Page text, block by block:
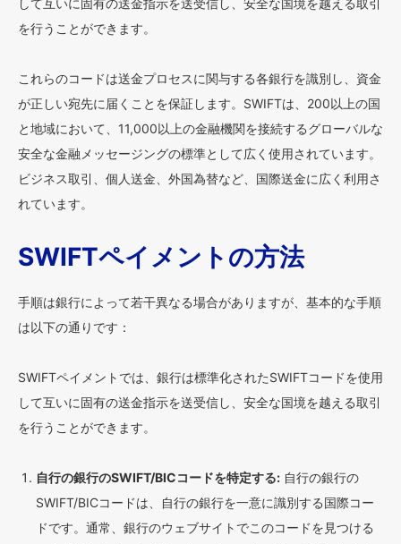
して互いに固有の送金指示を送受信し、安全な国境を越える取引
を行うことができます。
これらのコードは送金プロセスに関与する各銀行を識別し、資金
が正しい宛先に届くことを保証します。SWIFTは、200以上の国
と地域において、11,000以上の金融機関を接続するグローバルな
安全な金融メッセージングの標準として広く使用されています。
ビジネス取引、個人送金、外国為替など、国際送金に広く利用さ
れています。
SWIFTペイメントの方法
手順は銀行によって若干異なる場合がありますが、基本的な手順
は以下の通りです：
SWIFTペイメントでは、銀行は標準化されたSWIFTコードを使用
して互いに固有の送金指示を送受信し、安全な国境を越える取引
を行うことができます。
自行の銀行のSWIFT/BICコードを特定する: 自行の銀行の
SWIFT/BICコードは、自行の銀行を一意に識別する国際コー
ドです。通常、銀行のウェブサイトでこのコードを見つける